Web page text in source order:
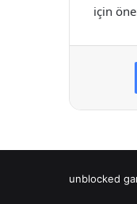
için
unblocked